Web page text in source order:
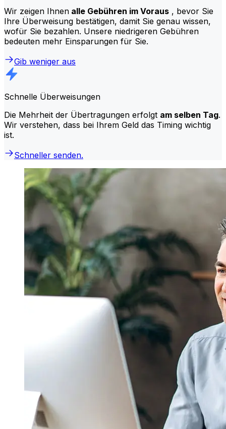
Wir zeigen Ihnen alle Gebühren im Voraus , bevor Sie
Ihre Überweisung bestätigen, damit Sie genau wissen,
wofür Sie bezahlen. Unsere niedrigeren Gebühren
bedeuten mehr Einsparungen für Sie.
Gib weniger aus
Schnelle Überweisungen
Die Mehrheit der Übertragungen erfolgt am selben Tag.
Wir verstehen, dass bei Ihrem Geld das Timing wichtig
ist.
Schneller senden.